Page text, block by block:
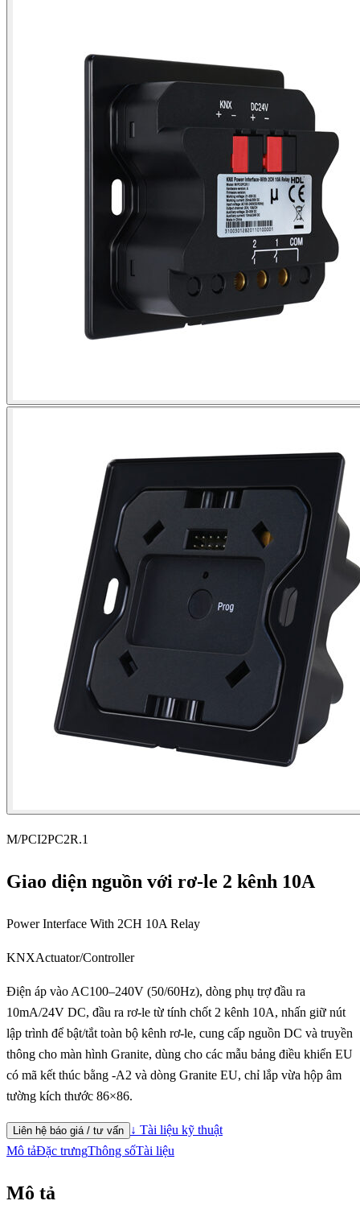
M/PCI2PC2R.1
Giao diện nguồn với rơ-le 2 kênh 10A
Power Interface With 2CH 10A Relay
KNXActuator/Controller
Điện áp vào AC100–240V (50/60Hz), dòng phụ trợ đầu ra
10mA/24V DC, đầu ra rơ-le từ tính chốt 2 kênh 10A, nhấn giữ nút
lập trình để bật/tắt toàn bộ kênh rơ-le, cung cấp nguồn DC và truyền
thông cho màn hình Granite, dùng cho các mẫu bảng điều khiển EU
có mã kết thúc bằng -A2 và dòng Granite EU, chỉ lắp vừa hộp âm
tường kích thước 86×86.
Liên hệ báo giá / tư vấn
↓ Tài liệu kỹ thuật
Mô tảĐặc trưngThông sốTài liệu
Mô tả